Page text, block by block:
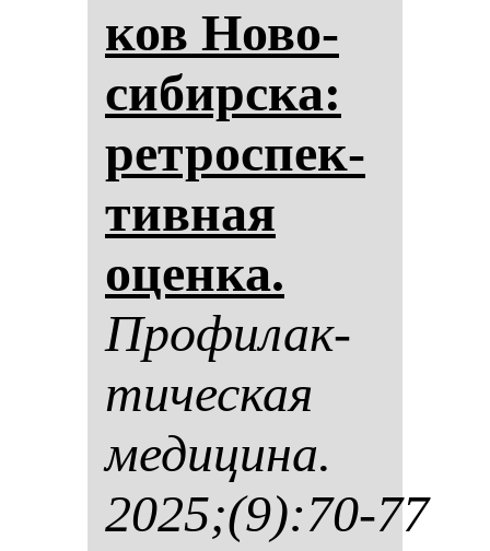
ков Но­во­
си­бир­ска:
рет­рос­пек­
тив­ная
оцен­ка.
Про­фи­лак­
ти­чес­кая
ме­ди­ци­на.
2025;(9):70-77